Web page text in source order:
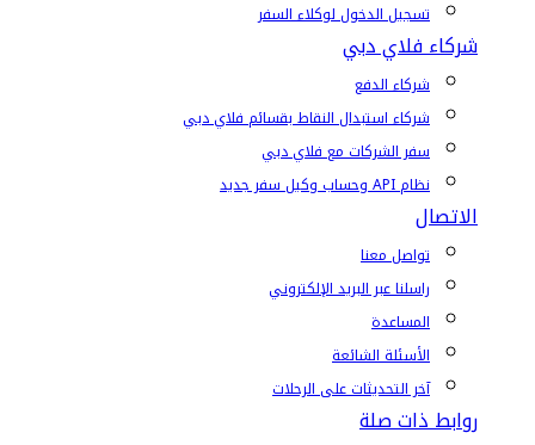
تسجيل الدخول لوكلاء السفر
شركاء فلاي دبي
شركاء الدفع
شركاء استبدال النقاط بقسائم فلاي دبي
سفر الشركات مع فلاي دبي
نظام API وحساب وكيل سفر جديد
الاتصال
تواصل معنا
راسلنا عبر البريد الإلكتروني
المساعدة
الأسئلة الشائعة
آخر التحديثات على الرحلات
روابط ذات صلة